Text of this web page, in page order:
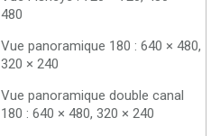
480
Vue panoramique 180 : 640 × 480,
320 × 240
Vue panoramique double canal
180 : 640 × 480, 320 × 240